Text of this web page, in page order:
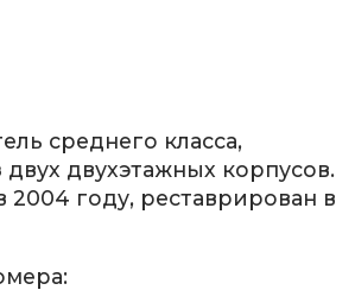
среднего класса,
двухэтажных корпусов.
2004 году, реставрирован в